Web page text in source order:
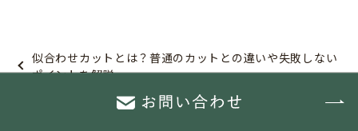
似合わせカットとは？普通のカットとの違いや失敗しない
ポイントを解説
美容院のインスタDM予約はOK？初めてでも安心の例文ま